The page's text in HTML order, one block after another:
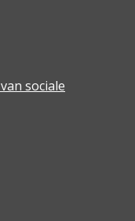
sociale